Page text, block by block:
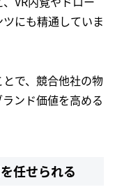
にも精通していま
で、競合他社の物
ンド価値を高める
任せられる